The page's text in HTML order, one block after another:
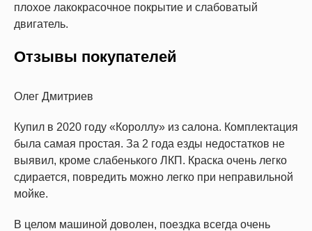
плохое лакокрасочное покрытие и слабоватый
двигатель.
Отзывы покупателей
Олег Дмитриев
Купил в 2020 году «Короллу» из салона. Комплектация
была самая простая. За 2 года езды недостатков не
выявил, кроме слабенького ЛКП. Краска очень легко
сдирается, повредить можно легко при неправильной
мойке.
В целом машиной доволен, поездка всегда очень